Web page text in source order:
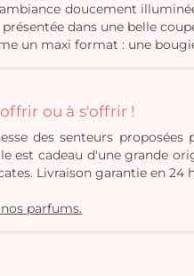
doucement
dans une belle
un maxi format : une
ou à s'offrir !
des senteurs
est cadeau d'une grande
Livraison garantie en 24
parfums.